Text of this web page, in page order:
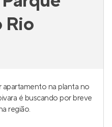
Rio
apartamento na planta no
é buscando por breve
região.